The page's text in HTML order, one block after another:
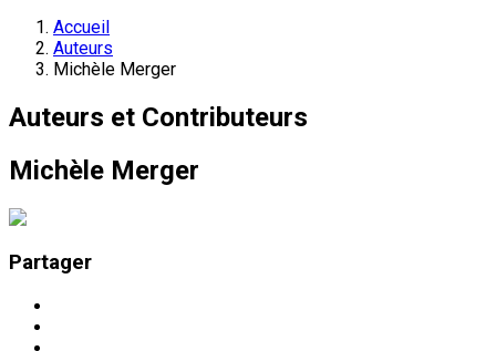
Accueil
Auteurs
Michèle Merger
Auteurs et Contributeurs
Michèle Merger
Partager